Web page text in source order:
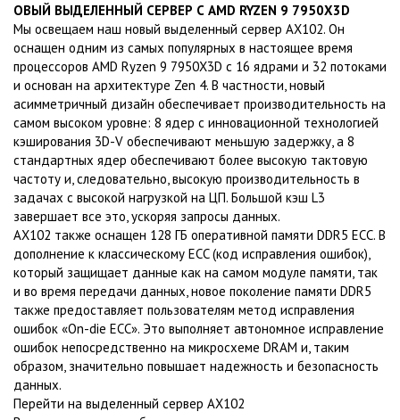
ОВЫЙ ВЫДЕЛЕННЫЙ СЕРВЕР С AMD RYZEN 9 7950X3D
Мы освещаем наш новый выделенный сервер AX102. Он
оснащен одним из самых популярных в настоящее время
процессоров AMD Ryzen 9 7950X3D с 16 ядрами и 32 потоками
и основан на архитектуре Zen 4. В частности, новый
асимметричный дизайн обеспечивает производительность на
самом высоком уровне: 8 ядер с инновационной технологией
кэширования 3D-V обеспечивают меньшую задержку, а 8
стандартных ядер обеспечивают более высокую тактовую
частоту и, следовательно, высокую производительность в
задачах с высокой нагрузкой на ЦП. Большой кэш L3
завершает все это, ускоряя запросы данных.
AX102 также оснащен 128 ГБ оперативной памяти DDR5 ECC. В
дополнение к классическому ECC (код исправления ошибок),
который защищает данные как на самом модуле памяти, так
и во время передачи данных, новое поколение памяти DDR5
также предоставляет пользователям метод исправления
ошибок «On-die ECC». Это выполняет автономное исправление
ошибок непосредственно на микросхеме DRAM и, таким
образом, значительно повышает надежность и безопасность
данных.
Перейти на выделенный сервер AX102